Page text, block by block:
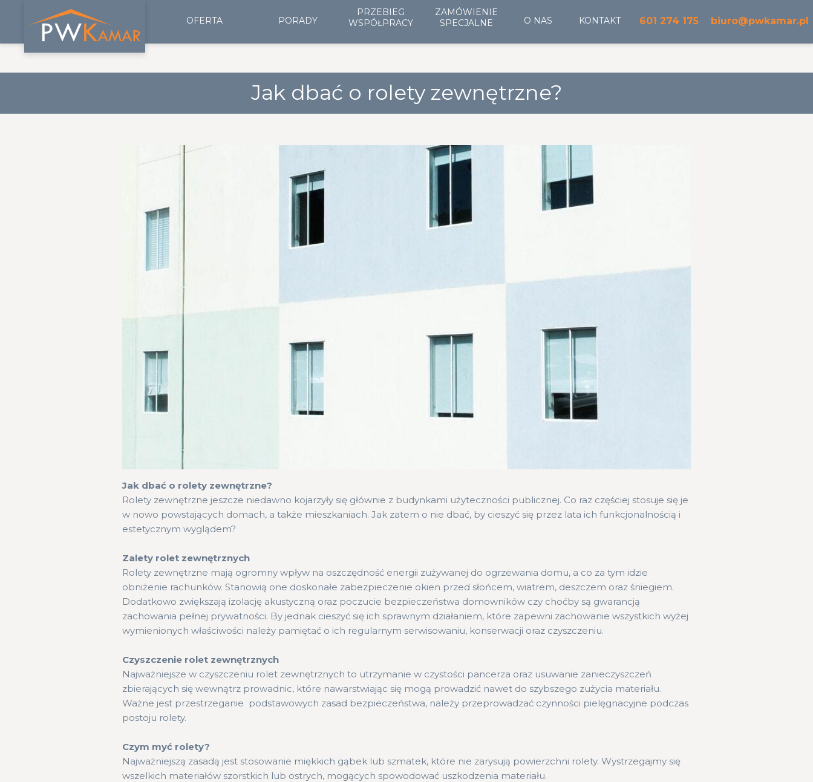
OFERTA PORADY
PRZEBIEG
WSPÓŁPRACY
ZAMÓWIENIE
SPECJALNE
O NAS KONTAKT 601 274 175 biuro@pwkamar.pl
Jak dbać o rolety zewnętrzne?
Jak dbać o rolety zewnętrzne?
Rolety zewnętrzne jeszcze niedawno kojarzyły się głównie z budynkami użyteczności publicznej. Co raz częściej stosuje się je
w nowo powstających domach, a także mieszkaniach. Jak zatem o nie dbać, by cieszyć się przez lata ich funkcjonalnością i
estetycznym wyglądem?
Zalety rolet zewnętrznych
Rolety zewnętrzne mają ogromny wpływ na oszczędność energii zużywanej do ogrzewania domu, a co za tym idzie
obniżenie rachunków. Stanowią one doskonałe zabezpieczenie okien przed słońcem, wiatrem, deszczem oraz śniegiem.
Dodatkowo zwiększają izolację akustyczną oraz poczucie bezpieczeństwa domowników czy choćby są gwarancją
zachowania pełnej prywatności. By jednak cieszyć się ich sprawnym działaniem, które zapewni zachowanie wszystkich wyżej
wymienionych właściwości należy pamiętać o ich regularnym serwisowaniu, konserwacji oraz czyszczeniu.
Czyszczenie rolet zewnętrznych
Najważniejsze w czyszczeniu rolet zewnętrznych to utrzymanie w czystości pancerza oraz usuwanie zanieczyszczeń
zbierających się wewnątrz prowadnic, które nawarstwiając się mogą prowadzić nawet do szybszego zużycia materiału.
Ważne jest przestrzeganie podstawowych zasad bezpieczeństwa, należy przeprowadzać czynności pielęgnacyjne podczas
postoju rolety.
Czym myć rolety?
Najważniejszą zasadą jest stosowanie miękkich gąbek lub szmatek, które nie zarysują powierzchni rolety. Wystrzegajmy się
wszelkich materiałów szorstkich lub ostrych, mogących spowodować uszkodzenia materiału.